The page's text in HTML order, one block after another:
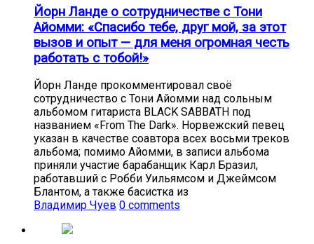
Йорн Ланде о сотрудничестве с Тони
Айомми: «Спасибо тебе, друг мой, за этот
вызов и опыт — для меня огромная честь
работать с тобой!»
Йорн Ланде прокомментировал своё
сотрудничество с Тони Айомми над сольным
альбомом гитариста BLACK SABBATH под
названием «From The Dark». Норвежский певец
указан в качестве соавтора всех восьми треков
альбома; помимо Айомми, в записи альбома
приняли участие барабанщик Карл Бразил,
работавший с Робби Уильямсом и Джеймсом
Блантом, а также басистка из
Владимир Чуев 0 comments